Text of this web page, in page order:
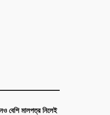
বেশি মালপত্র নিলেই